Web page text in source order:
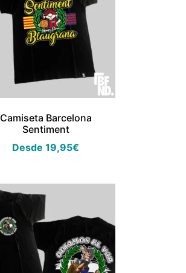
Camiseta Barcelona
Sentiment
Desde19,95€